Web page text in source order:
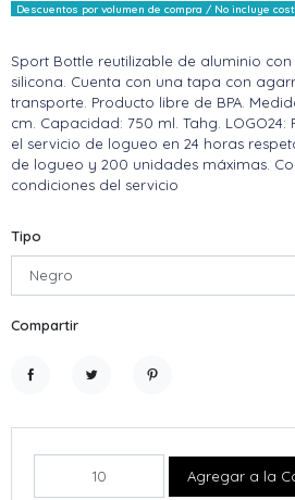
Descuentos por volumen de compra / No incluye
Sport Bottle reutilizable de aluminio
silicona. Cuenta con una tapa con
transporte. Producto libre de BPA.
cm. Capacidad: 750 ml. Tahg.
el servicio de logueo en 24 horas
de logueo y 200 unidades máximas.
condiciones del servicio
Tipo
Compartir
Agregar a la